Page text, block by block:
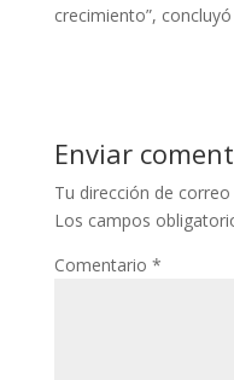
crecimiento”,
Enviar
Tu dirección de
Los campos
Comentario *